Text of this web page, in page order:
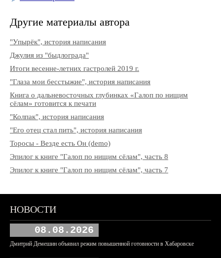
Другие материалы автора
"Упырёк", история написания
Джулия из "быдлограда"
Итоги весенне-летних гастролей 2019 г.
"Глаза мои бесстыжие", история написания
Книга о дальневосточных глубинках «Галоп по нищим
сёлам» готовится к печати
"Колпак", история написания
"Его отец стал пить", история написания
Торосы - Везде есть Он (demo)
Эпилог к книге "Галоп по нищим сёлам", часть 8
Эпилог к книге "Галоп по нищим сёлам", часть 7
НОВОСТИ
08.08.2026
Дмитрий Демешин объявил режим повышенной готовности в Хабаровске